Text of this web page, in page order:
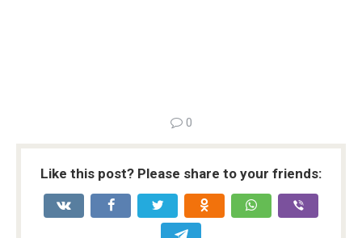
0
Like this post? Please share to your friends: